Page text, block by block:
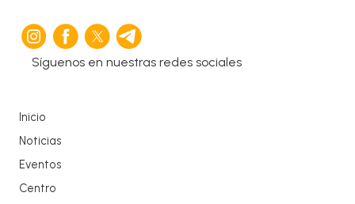
Síguenos en nuestras redes sociales
Inicio
Noticias
Eventos
Centro